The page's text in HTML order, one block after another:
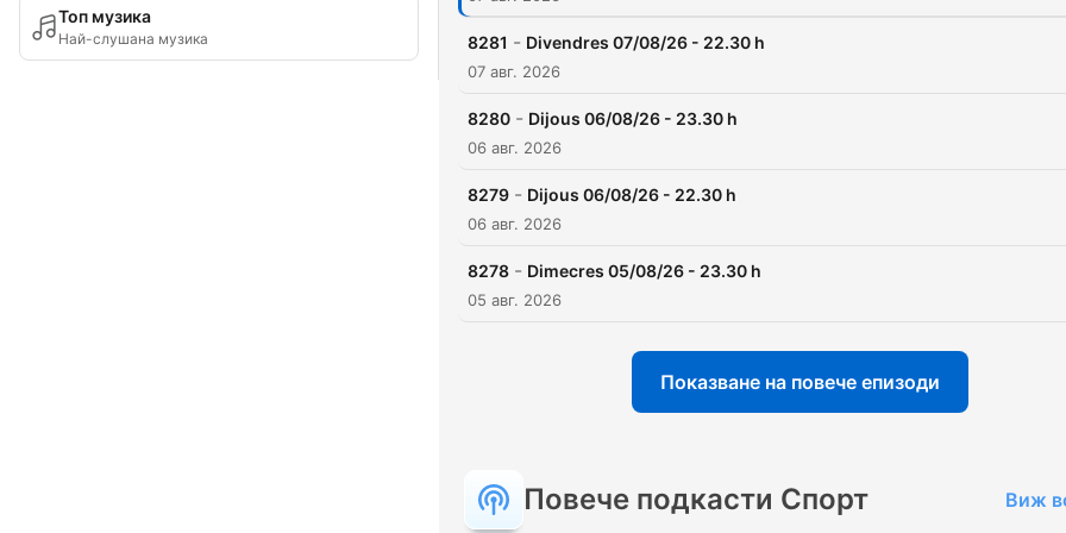
Топ музика
Най-слушана музика 8281 - Divendres 07/08/26 - 22.30 h
07 авг. 2026
8280 - Dijous 06/08/26 - 23.30 h
06 авг. 2026
8279 - Dijous 06/08/26 - 22.30 h
06 авг. 2026
8278 - Dimecres 05/08/26 - 23.30 h
05 авг. 2026
Показване на повече епизоди
Повече подкасти Спорт Виж